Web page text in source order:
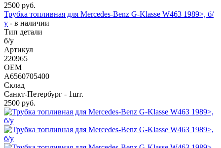
2500 руб.
Трубка топливная для Mercedes-Benz G-Klasse W463 1989>, б/
у - в наличии
Тип детали
б/у
Артикул
220965
OEM
A6560705400
Склад
Санкт-Петербург - 1шт.
2500 руб.